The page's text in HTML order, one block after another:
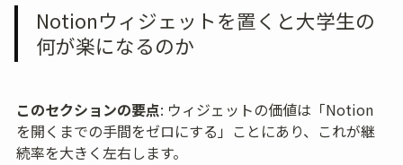
Notionウィジェットを置くと大学生の
何が楽になるのか
このセクションの要点: ウィジェットの価値は「Notion
を開くまでの手間をゼロにする」ことにあり、これが継
続率を大きく左右します。